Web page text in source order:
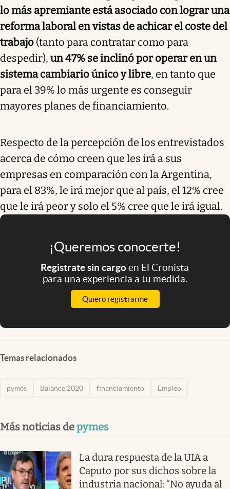
lo más apremiante está asociado con lograr una
reforma laboral en vistas de achicar el coste del
trabajo (tanto para contratar como para
despedir), un 47% se inclinó por operar en un
sistema cambiario único y libre, en tanto que
para el 39% lo más urgente es conseguir
mayores planes de financiamiento.
Respecto de la percepción de los entrevistados
acerca de cómo creen que les irá a sus
empresas en comparación con la Argentina,
para el 83%, le irá mejor que al país, el 12% cree
que le irá peor y solo el 5% cree que le irá igual.
¡Queremos conocerte!
Registrate sin cargoen El Cronista
para una experiencia a tu medida.
Quiero registrarme
Temas relacionados
pymes Balance 2020 financiamiento Empleo
Más noticias depymes
La dura respuesta de la UIA a
Caputo por sus dichos sobre la
industria nacional: “No ayuda al